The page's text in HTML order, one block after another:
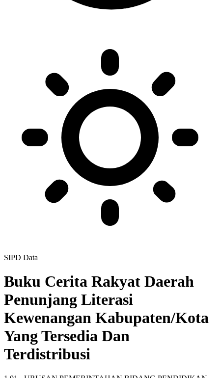
SIPD Data
Buku Cerita Rakyat Daerah
Penunjang Literasi
Kewenangan Kabupaten/Kota
Yang Tersedia Dan
Terdistribusi